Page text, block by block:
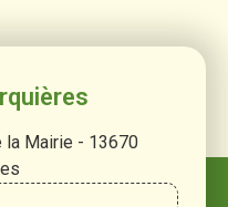
la Mairie - 13670